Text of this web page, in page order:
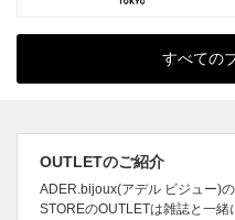
すべての
OUTLETのご紹介
ADER.bijoux(アデル ビジュー)
STOREのOUTLETは雑誌と一